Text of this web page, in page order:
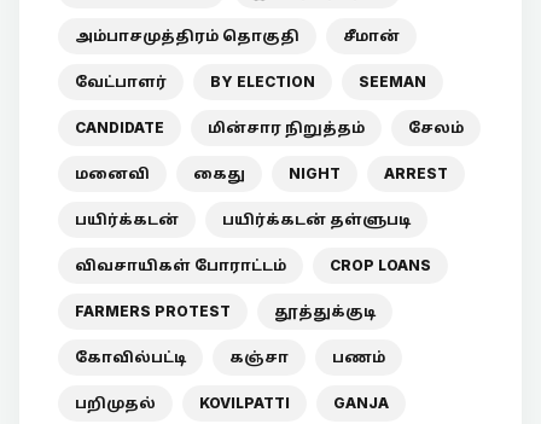
அம்பாசமுத்திரம் தொகுதி சீமான்
வேட்பாளர் BY ELECTION SEEMAN
CANDIDATE மின்சார நிறுத்தம் சேலம்
மனைவி கைது NIGHT ARREST
பயிர்க்கடன் பயிர்க்கடன் தள்ளுபடி
விவசாயிகள் போராட்டம் CROP LOANS
FARMERS PROTEST தூத்துக்குடி
கோவில்பட்டி கஞ்சா பணம்
பறிமுதல் KOVILPATTI GANJA